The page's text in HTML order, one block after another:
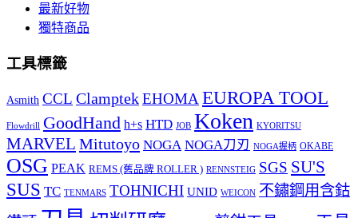
最新好物
獨特商品
工具標籤
Asmith CCL ClamptekEHOMAEUROPA TOOL
Flowdrill GoodHand h+s HTD JOB Koken KYORITSU
MARVEL Mitutoyo NOGA NOGA刀刃 NOGA握柄 OKABE
OSG PEAK REMS (舊品牌 ROLLER ) RENNSTEIG SGS SU'S
SUS TC TENMARS TOHNICHI UNID WEICON 不鏽鋼用含鈷